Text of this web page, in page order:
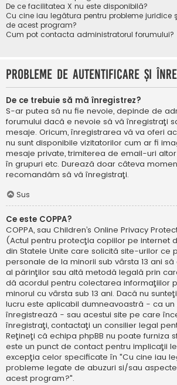
De ce facilitatea X nu este disponibilă?
Cu cine iau legătura pentru probleme juridice
de acest program?
Cum pot contacta administratorul forumului?
Probleme de autentificare şi
De ce trebuie să mă înregistrez?
S-ar putea să nu fie nevoie, depinde de
forumului dacă e nevoie să vă înregistraţi
mesaje. Oricum, înregistrarea vă va oferi
nu sunt disponibile vizitatorilor cum ar fi
mesaje private, trimiterea de email-uri
în grupuri etc. Durează doar câteva
recomandăm să vă înregistraţi.
Sus
Ce este COPPA?
COPPA, sau Children’s Online Privacy
(Actul pentru protecţia copiilor pe internet
din Statele Unite care solicită site-urilor ce
personale de la minorii sub vârsta 13 ani
al părinţilor sau altă metodă legală prin
dă acordul pentru colectarea informaţiilor
minorul cu vârsta sub 13 ani. Dacă nu
lucru este aplicabil dumneavoastră - ca un
înregistrează - sau acestui site pe care
înregistraţi, contactaţi un consilier legal
Reţineţi că echipa phpBB nu poate furniza
este un punct de contact pentru implicaţii
excepţia celor specificate în "Cu cine iau
probleme legate de abuzuri si/sau
acest program?".